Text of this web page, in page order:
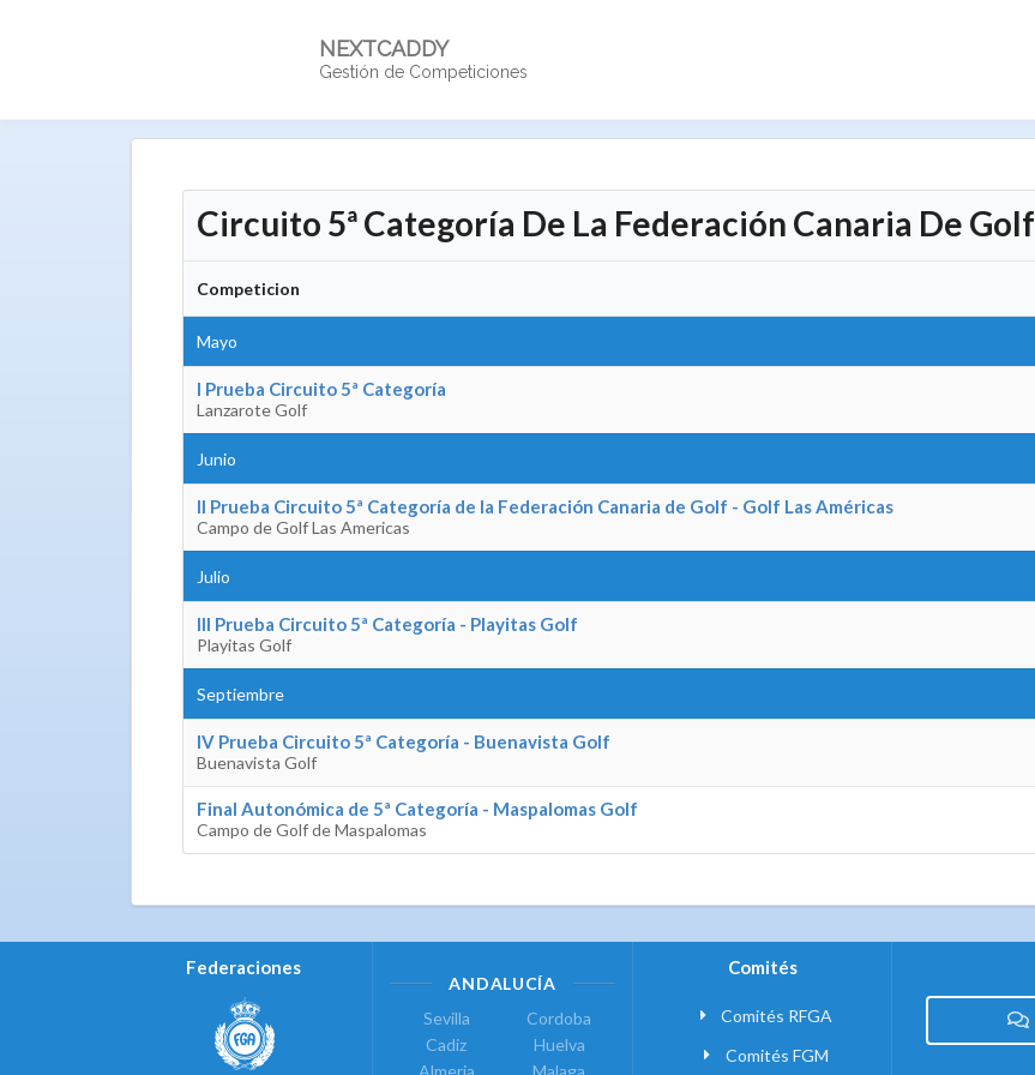
NEXTCADDY
Gestión de Competiciones
Circuito 5ª Categoría De La Federación Canaria De Golf
Competicion
Mayo
I Prueba Circuito 5ª Categoría
Lanzarote Golf
Junio
II Prueba Circuito 5ª Categoría de la Federación Canaria de Golf - Golf Las Américas
Campo de Golf Las Americas
Julio
III Prueba Circuito 5ª Categoría - Playitas Golf
Playitas Golf
Septiembre
IV Prueba Circuito 5ª Categoría - Buenavista Golf
Buenavista Golf
Final Autonómica de 5ª Categoría - Maspalomas Golf
Campo de Golf de Maspalomas
Federaciones
ANDALUCÍA
Sevilla
Cadiz
Almeria
Cordoba
Huelva
Malaga
Comités
Comités RFGA
Comités FGM